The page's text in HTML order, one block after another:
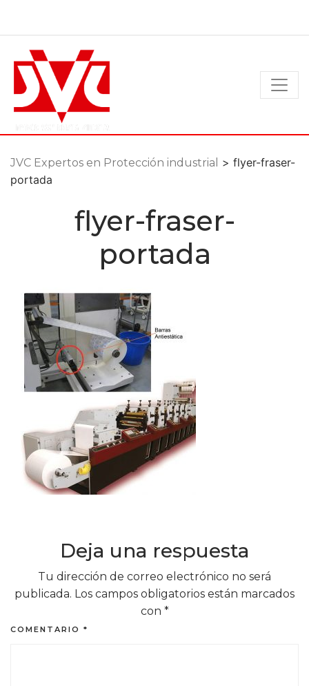
JVC Expertos en Protección industrial
> flyer-fraser-
portada
flyer-fraser-
portada
Deja una respuesta
Tu dirección de correo electrónico no será
publicada. Los campos obligatorios están marcados
con *
COMENTARIO *